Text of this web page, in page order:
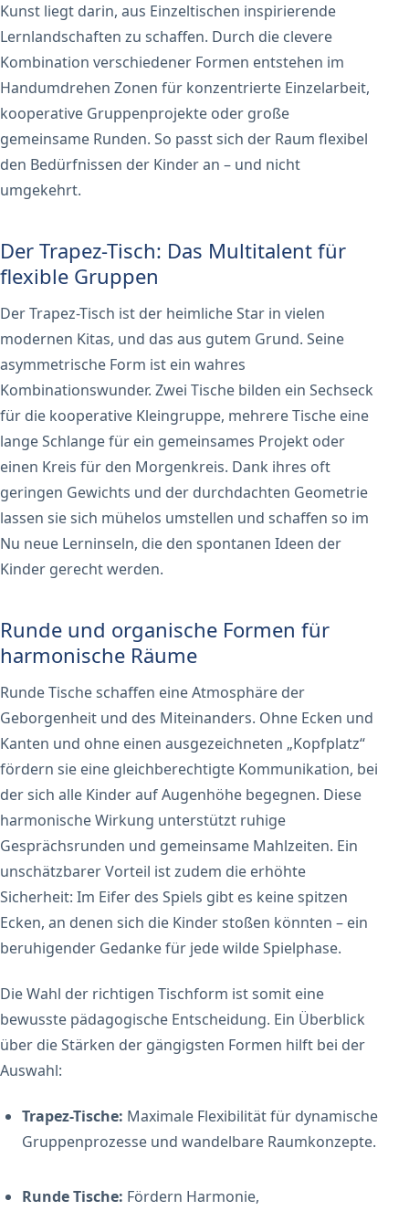
Kunst liegt darin, aus Einzeltischen inspirierende
Lernlandschaften zu schaffen. Durch die clevere
Kombination verschiedener Formen entstehen im
Handumdrehen Zonen für konzentrierte Einzelarbeit,
kooperative Gruppenprojekte oder große
gemeinsame Runden. So passt sich der Raum flexibel
den Bedürfnissen der Kinder an – und nicht
umgekehrt.
Der Trapez-Tisch: Das Multitalent für
flexible Gruppen
Der Trapez-Tisch ist der heimliche Star in vielen
modernen Kitas, und das aus gutem Grund. Seine
asymmetrische Form ist ein wahres
Kombinationswunder. Zwei Tische bilden ein Sechseck
für die kooperative Kleingruppe, mehrere Tische eine
lange Schlange für ein gemeinsames Projekt oder
einen Kreis für den Morgenkreis. Dank ihres oft
geringen Gewichts und der durchdachten Geometrie
lassen sie sich mühelos umstellen und schaffen so im
Nu neue Lerninseln, die den spontanen Ideen der
Kinder gerecht werden.
Runde und organische Formen für
harmonische Räume
Runde Tische schaffen eine Atmosphäre der
Geborgenheit und des Miteinanders. Ohne Ecken und
Kanten und ohne einen ausgezeichneten „Kopfplatz“
fördern sie eine gleichberechtigte Kommunikation, bei
der sich alle Kinder auf Augenhöhe begegnen. Diese
harmonische Wirkung unterstützt ruhige
Gesprächsrunden und gemeinsame Mahlzeiten. Ein
unschätzbarer Vorteil ist zudem die erhöhte
Sicherheit: Im Eifer des Spiels gibt es keine spitzen
Ecken, an denen sich die Kinder stoßen könnten – ein
beruhigender Gedanke für jede wilde Spielphase.
Die Wahl der richtigen Tischform ist somit eine
bewusste pädagogische Entscheidung. Ein Überblick
über die Stärken der gängigsten Formen hilft bei der
Auswahl:
Trapez-Tische: Maximale Flexibilität für dynamische
Gruppenprozesse und wandelbare Raumkonzepte.
Runde Tische: Fördern Harmonie,